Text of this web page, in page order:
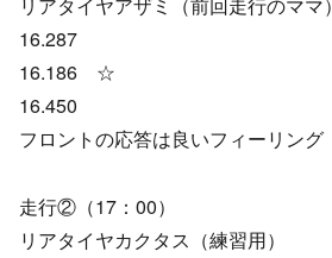
リアタイヤアザミ（前回走行のママ）
16.287
16.186 ☆
16.450
フロントの応答は良いフィーリング
走行②（17：00）
リアタイヤカクタス（練習用）